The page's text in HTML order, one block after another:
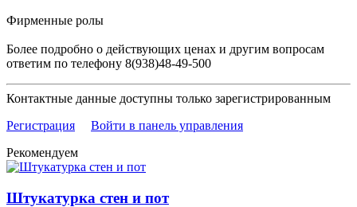
Фирменные ролы
Более подробно о действующих ценах и другим вопросам
ответим по телефону 8(938)48-49-500
Контактные данные доступны только зарегистрированным
Регистрация
Войти в панель управления
Рекомендуем
Штукатурка стен и пот